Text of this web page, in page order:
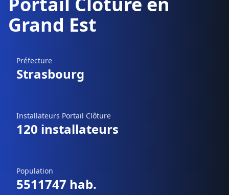
Grand Est
Préfecture
Strasbourg
Installateurs Portail Clôture
120 installateurs
Population
5511747 hab.